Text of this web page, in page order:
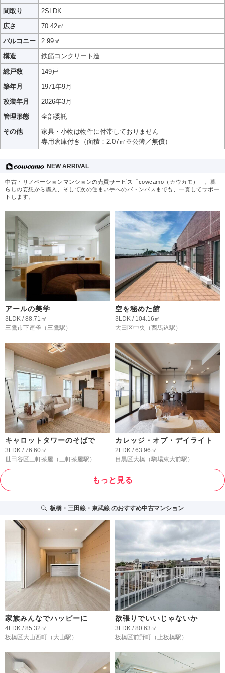
間取り
2SLDK
広さ
70.42㎡
バルコニー
2.99㎡
構造
鉄筋コンクリート造
総戸数
149戸
築年月
1971年9月
改装年月
2026年3月
管理形態
全部委託
その他
家具・小物は物件に付帯しておりません
専用倉庫付き（面積：2.07㎡※公簿／無償）
NEW ARRIVAL
中古・リノベーションマンションの売買サービス「cowcamo（カウカモ）」。暮
らしの妄想から購入、そして次の住まい手へのバトンパスまでも、一貫してサポー
トします。
アールの美学
3LDK / 88.71㎡
三鷹市下連雀 （三鷹駅）
空を秘めた館
3LDK / 104.16㎡
大田区中央 （西馬込駅）
キャロットタワーのそばで
3LDK / 76.60㎡
世田谷区三軒茶屋 （三軒茶屋駅）
カレッジ・オブ・デイライト
2LDK / 63.96㎡
目黒区大橋 （駒場東大前駅）
もっと見る
板橋・三田線・東武線のおすすめ中古マンション
家族みんなでハッピーに
4LDK / 85.32㎡
板橋区大山西町 （大山駅）
欲張りでいいじゃないか
3LDK / 80.63㎡
板橋区前野町 （上板橋駅）